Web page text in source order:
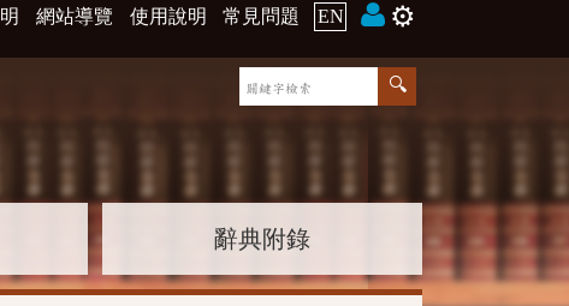
網站導覽 使用說明 常見問題 EN ⚙️
辭典附錄